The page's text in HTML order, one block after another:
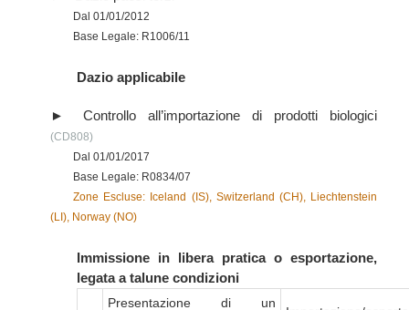
Dal 01/01/2012
Base Legale: R1006/11
Dazio applicabile
Controllo all’importazione di prodotti biologici
(CD808)
Dal 01/01/2017
Base Legale: R0834/07
Zone Escluse: Iceland (IS), Switzerland (CH), Liechtenstein
(LI), Norway (NO)
Immissione in libera pratica o esportazione,
legata a talune condizioni
Presentazione di un